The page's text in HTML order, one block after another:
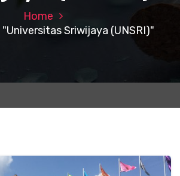
Home
Sriwijaya (UNSRI)"